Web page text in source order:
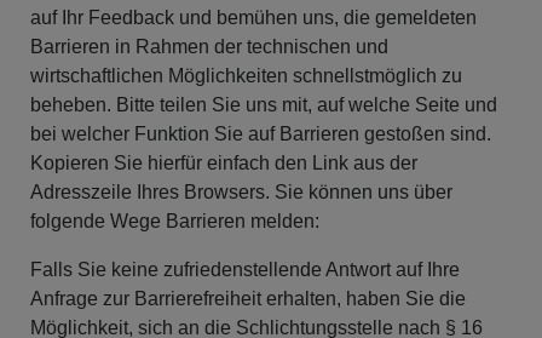
auf Ihr Feedback und bemühen uns, die gemeldeten
Barrieren in Rahmen der technischen und
wirtschaftlichen Möglichkeiten schnellstmöglich zu
beheben. Bitte teilen Sie uns mit, auf welche Seite und
bei welcher Funktion Sie auf Barrieren gestoßen sind.
Kopieren Sie hierfür einfach den Link aus der
Adresszeile Ihres Browsers. Sie können uns über
folgende Wege Barrieren melden:
Falls Sie keine zufriedenstellende Antwort auf Ihre
Anfrage zur Barrierefreiheit erhalten, haben Sie die
Möglichkeit, sich an die Schlichtungsstelle nach § 16